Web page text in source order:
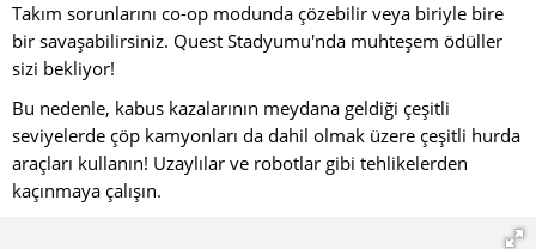
Takım sorunlarını co-op modunda çözebilir veya biriyle bire
bir savaşabilirsiniz. Quest Stadyumu'nda muhteşem ödüller
sizi bekliyor!
Bu nedenle, kabus kazalarının meydana geldiği çeşitli
seviyelerde çöp kamyonları da dahil olmak üzere çeşitli hurda
araçları kullanın! Uzaylılar ve robotlar gibi tehlikelerden
kaçınmaya çalışın.